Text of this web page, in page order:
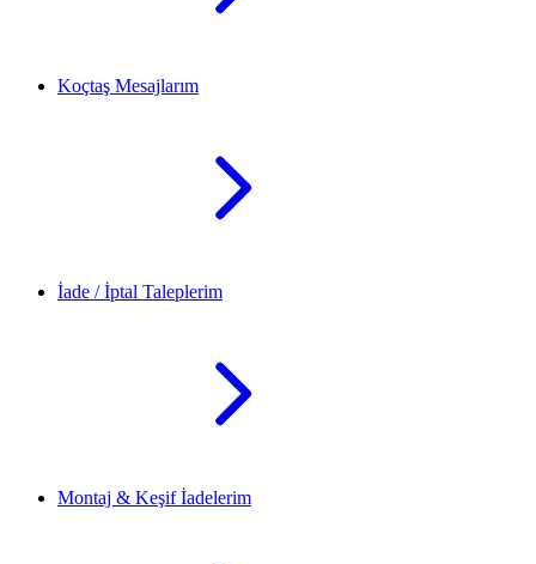
Koçtaş Mesajlarım
İade / İptal Taleplerim
Montaj & Keşif İadelerim